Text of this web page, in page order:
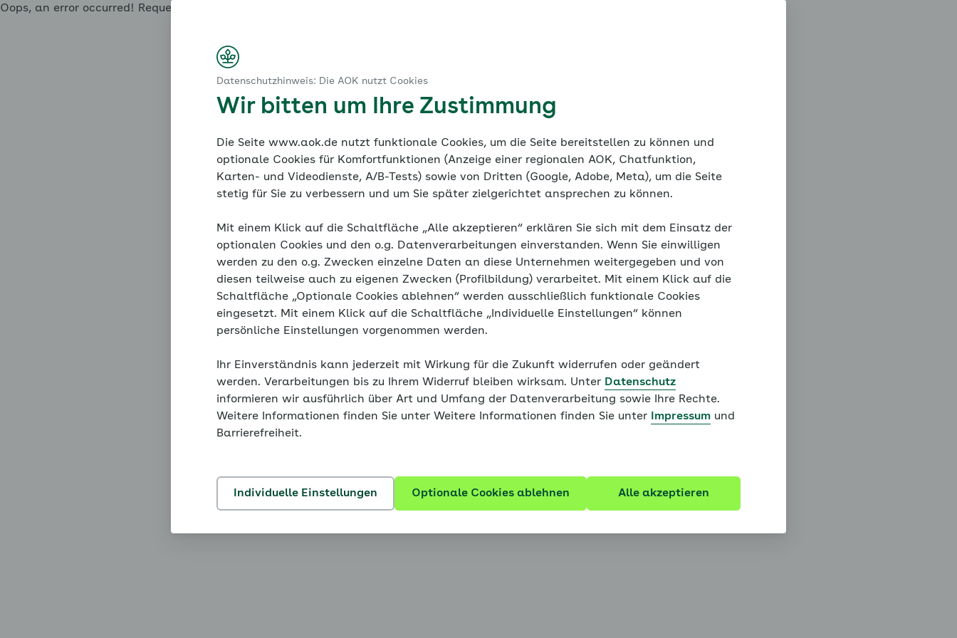
Oops, an error occurred! Request: 4cdcc883ceaf5 Event: a7d84049b90d4cdf8a56bd92d1ef6bb3
Datenschutzhinweis: Die AOK nutzt Cookies
Wir bitten um Ihre Zustimmung
Die Seite www.aok.de nutzt funktionale Cookies, um die Seite bereitstellen zu können und
optionale Cookies für Komfortfunktionen (Anzeige einer regionalen AOK, Chatfunktion,
Karten- und Videodienste, A/B-Tests) sowie von Dritten (Google, Adobe, Meta), um die Seite
stetig für Sie zu verbessern und um Sie später zielgerichtet ansprechen zu können.
Mit einem Klick auf die Schaltfläche „Alle akzeptieren“ erklären Sie sich mit dem Einsatz der
optionalen Cookies und den o.g. Datenverarbeitungen einverstanden. Wenn Sie einwilligen
werden zu den o.g. Zwecken einzelne Daten an diese Unternehmen weitergegeben und von
diesen teilweise auch zu eigenen Zwecken (Profilbildung) verarbeitet. Mit einem Klick auf die
Schaltfläche „Optionale Cookies ablehnen“ werden ausschließlich funktionale Cookies
eingesetzt. Mit einem Klick auf die Schaltfläche „Individuelle Einstellungen“ können
persönliche Einstellungen vorgenommen werden.
Ihr Einverständnis kann jederzeit mit Wirkung für die Zukunft widerrufen oder geändert
werden. Verarbeitungen bis zu Ihrem Widerruf bleiben wirksam. Unter Datenschutz
informieren wir ausführlich über Art und Umfang der Datenverarbeitung sowie Ihre Rechte.
Weitere Informationen finden Sie unter Weitere Informationen finden Sie unter
Impressum und
Barrierefreiheit.
Individuelle Einstellungen Optionale Cookies ablehnen Alle akzeptieren